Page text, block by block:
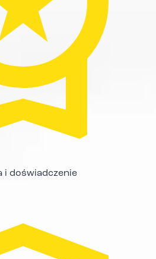
i doświadczenie